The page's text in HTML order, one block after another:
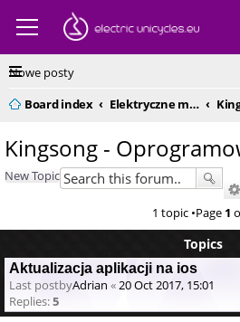
Nowe posty
Board index
Elektryczne monocykle - kompendium
Kingsong -
New Topic
1 topic •Page 1
Topics
Aktualizacja aplikacji na ios
Last postbyAdrian «20 Oct 2017, 15:01
Replies:5